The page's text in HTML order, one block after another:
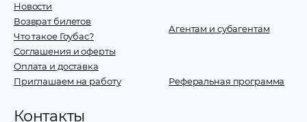
Новости
Возврат билетов
Что такое Гоубас?
Соглашения и оферты
Оплата и доставка
Приглашаем на работу
Агентам и субагентам
Реферальная программа
Контакты